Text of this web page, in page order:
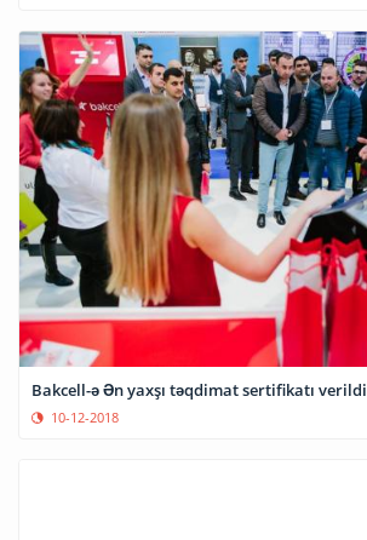
Bakcell-ə Ən yaxşı təqdimat sertifikatı verildi
10-12-2018